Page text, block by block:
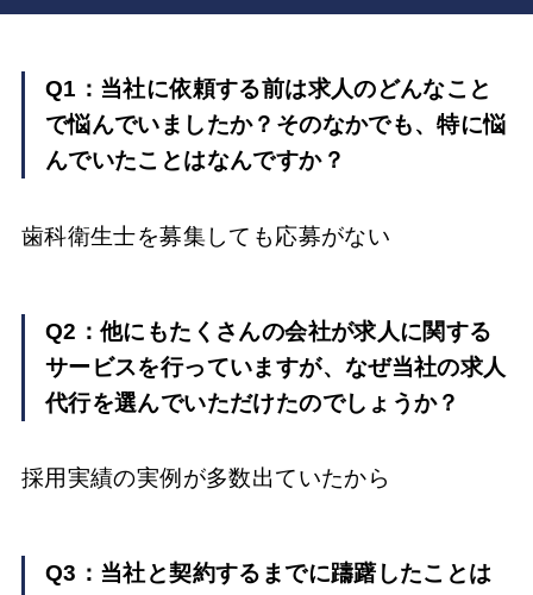
Q1：当社に依頼する前は求人のどんなこと
で悩んでいましたか？そのなかでも、特に悩
んでいたことはなんですか？
歯科衛生士を募集しても応募がない
Q2：他にもたくさんの会社が求人に関する
サービスを行っていますが、なぜ当社の求人
代行を選んでいただけたのでしょうか？
採用実績の実例が多数出ていたから
Q3：当社と契約するまでに躊躇したことは